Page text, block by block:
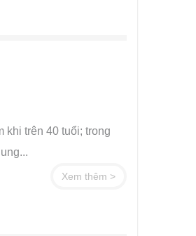
khi trên 40 tuổi; trong
Xem thêm >